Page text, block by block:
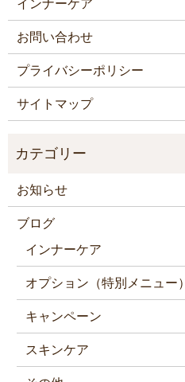
インナーケア
お問い合わせ
プライバシーポリシー
サイトマップ
お知らせ
ブログ
インナーケア
オプション（特別メニュー）
キャンペーン
スキンケア